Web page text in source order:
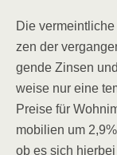
Die
zen der
gen­de Zin­sen
wei­se nur eine
Prei­se für
mo­bi­li­en um
ob es sich